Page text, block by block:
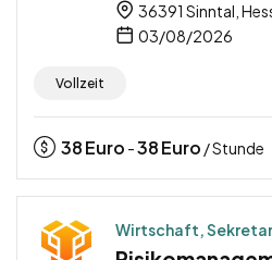
36391 Sinntal,
03/08/2026
Vollzeit
38Euro -38Euro / Stunde
Wirtschaft,